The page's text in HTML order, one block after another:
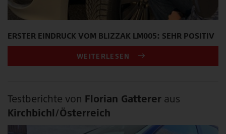
ERSTER EINDRUCK VOM BLIZZAK LM005: SEHR POSITIV
WEITERLESEN
Testberichte von Florian Gatterer aus
Kirchbichl/Österreich